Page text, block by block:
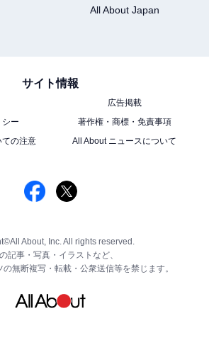
All About Japan
サイト情報
広告掲載
シー
著作権・商標・免責事項
の注意
All About ニュースについて
About, Inc. All rights reserved.
記事・写真・イラストなど、
無断複写・転載・公衆送信等を禁じます。